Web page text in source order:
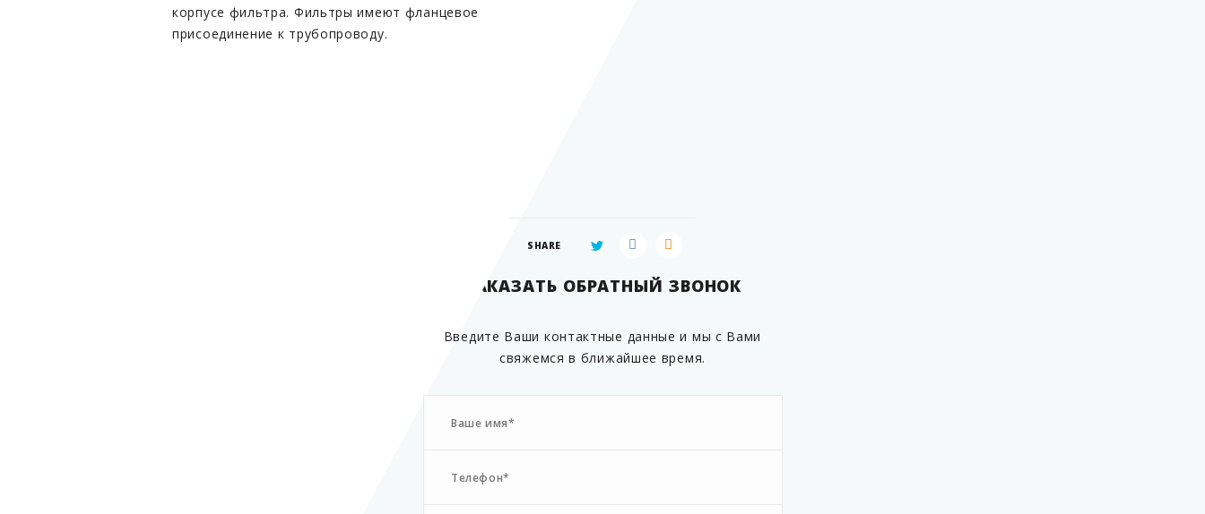
корпусе фильтра. Фильтры имеют фланцевое
присоединение к трубопроводу.
SHARE
ЗАКАЗАТЬ ОБРАТНЫЙ ЗВОНОК
Введите Ваши контактные данные и мы с Вами
свяжемся в ближайшее время.